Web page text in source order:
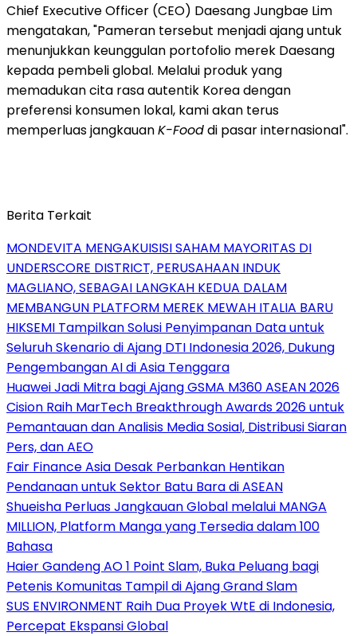
Chief Executive Officer (CEO) Daesang Jungbae Lim
mengatakan, "Pameran tersebut menjadi ajang untuk
menunjukkan keunggulan portofolio merek Daesang
kepada pembeli global. Melalui produk yang
memadukan cita rasa autentik Korea dengan
preferensi konsumen lokal, kami akan terus
memperluas jangkauanK-Fooddi pasar internasional".
Berita Terkait
MONDEVITA MENGAKUISISI SAHAM MAYORITAS DI
UNDERSCORE DISTRICT, PERUSAHAAN INDUK
MAGLIANO, SEBAGAI LANGKAH KEDUA DALAM
MEMBANGUN PLATFORM MEREK MEWAH ITALIA BARU
HIKSEMI Tampilkan Solusi Penyimpanan Data untuk
Seluruh Skenario di Ajang DTI Indonesia 2026, Dukung
Pengembangan AI di Asia Tenggara
Huawei Jadi Mitra bagi Ajang GSMA M360 ASEAN 2026
Cision Raih MarTech Breakthrough Awards 2026 untuk
Pemantauan dan Analisis Media Sosial, Distribusi Siaran
Pers, dan AEO
Fair Finance Asia Desak Perbankan Hentikan
Pendanaan untuk Sektor Batu Bara di ASEAN
Shueisha Perluas Jangkauan Global melalui MANGA
MILLION, Platform Manga yang Tersedia dalam 100
Bahasa
Haier Gandeng AO 1 Point Slam, Buka Peluang bagi
Petenis Komunitas Tampil di Ajang Grand Slam
SUS ENVIRONMENT Raih Dua Proyek WtE di Indonesia,
Percepat Ekspansi Global